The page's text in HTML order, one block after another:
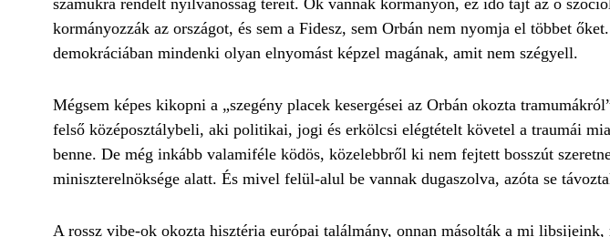
számukra rendelt nyilvánosság tereit. Ők vannak kormányon, ez idő tájt az ő
kormányozzák az országot, és sem a Fidesz, sem Orbán nem nyomja el többet
demokráciában mindenki olyan elnyomást képzel magának, amit nem szégyell.
Mégsem képes kikopni a „szegény placek kesergései az Orbán okozta
felső középosztálybeli, aki politikai, jogi és erkölcsi elégtételt követel a traumái
benne. De még inkább valamiféle ködös, közelebbről ki nem fejtett bosszút
miniszterelnöksége alatt. És mivel felül-alul be vannak dugaszolva, azóta se
A rossz vibe-ok okozta hisztéria európai találmány, onnan másolták a mi